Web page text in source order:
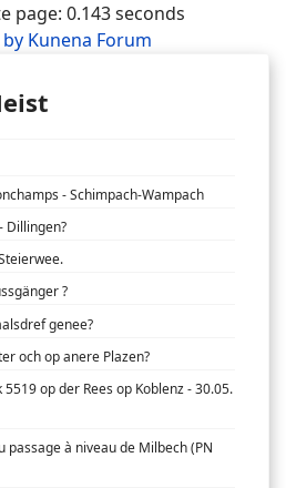
page: 0.143 seconds
Kunena Forum
- Schimpach-Wampach
Dillingen?
?
genee?
och op anere Plazen?
op der Rees op Koblenz - 30.05.
passage à niveau de Milbech (PN